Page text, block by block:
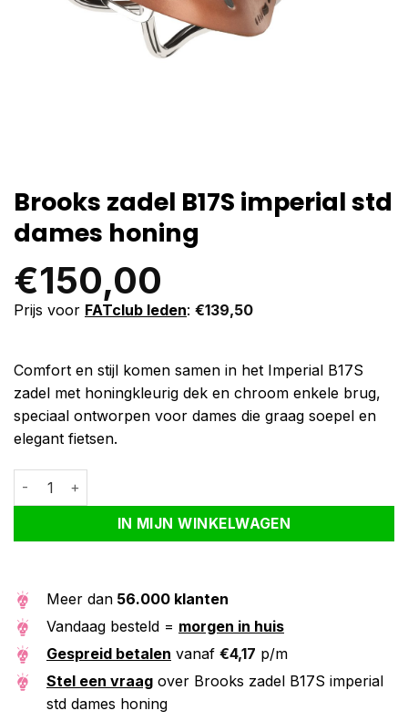
Brooks zadel B17S imperial std
dames honing
€150,00
Prijs voor FATclub leden: €139,50
Comfort en stijl komen samen in het Imperial B17S
zadel met honingkleurig dek en chroom enkele brug,
speciaal ontworpen voor dames die graag soepel en
elegant fietsen.
Brooks zadel B17S imperial std dames honing aantal
IN MIJN WINKELWAGEN
Alternative:
Meer dan 56.000 klanten
Vandaag besteld = morgen in huis
Gespreid betalen vanaf €4,17 p/m
Stel een vraag over Brooks zadel B17S imperial
std dames honing